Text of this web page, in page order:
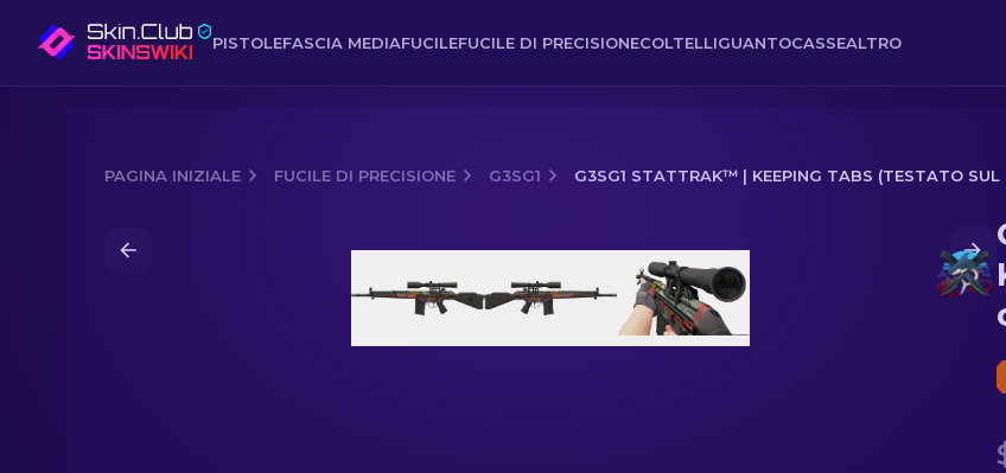
PISTOLEFASCIA MEDIAFUCILEFUCILE DI PRECISIONECOLTELLIGUANTOCASSEALTRO
PAGINA INIZIALE FUCILE DI PRECISIONE G3SG1 G3SG1 STATTRAK™ | KEEPING TABS (TESTATO SUL
G3SG1 StatTrak™ | Keeping Tabs (Testato sul campo)